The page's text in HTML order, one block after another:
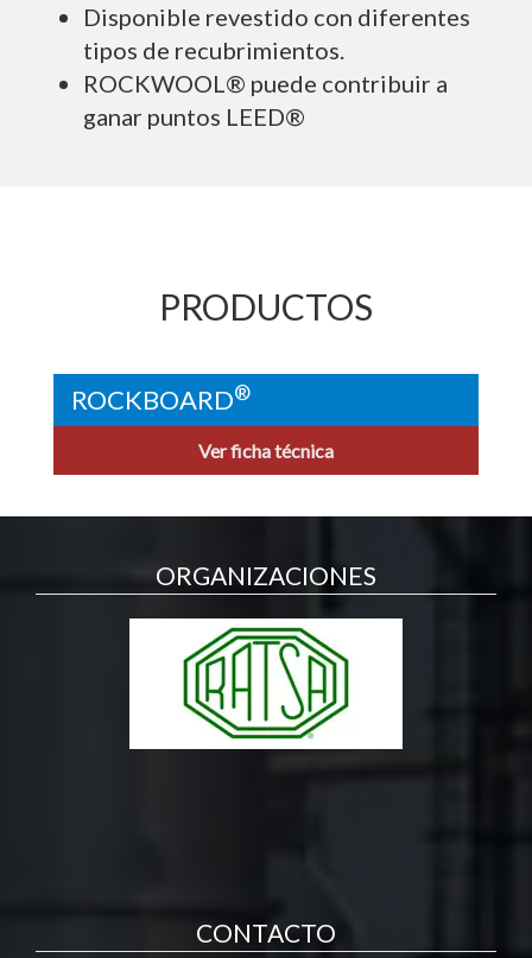
Disponible revestido con diferentes
tipos de recubrimientos.
ROCKWOOL® puede contribuir a
ganar puntos LEED®
PRODUCTOS
ROCKBOARD®
Ver ficha técnica
ORGANIZACIONES
CONTACTO